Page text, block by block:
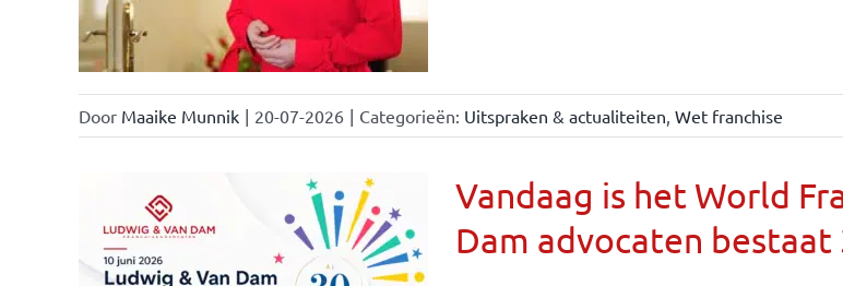
Door Maaike Munnik | 20-07-2026 | Categorieën: Uitspraken & actualiteiten, Wet franchise
Vandaag is het World
Dam advocaten bestaat